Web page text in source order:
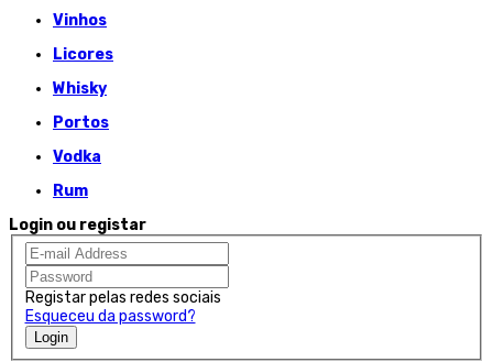
Vinhos
Licores
Whisky
Portos
Vodka
Rum
Login ou registar
Registar pelas redes sociais
Esqueceu da password?
Login